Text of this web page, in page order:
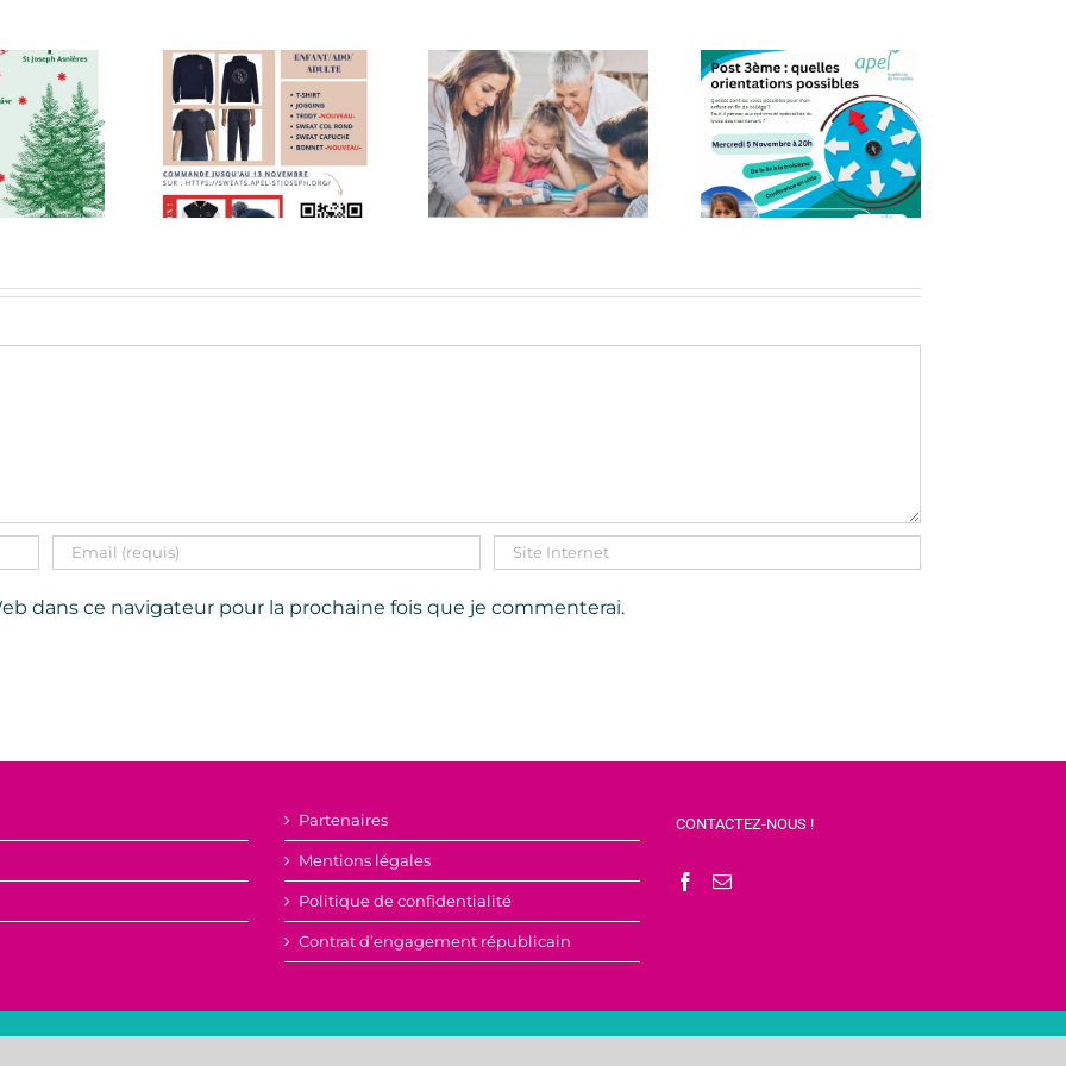
Vivre
pleinement
les moments
en famille
Post 3ème,
quelles
orientations
possibles ?
Loto du
Collège
dans ce navigateur pour la prochaine fois que je commenterai.
Partenaires
Mentions légales
Politique de confidentialité
Contrat d’engagement républicain
CONTACTEZ-NOUS !
loi 1901, dont les statuts sont disponibles sur simple demande auprès du bureau de l’association.